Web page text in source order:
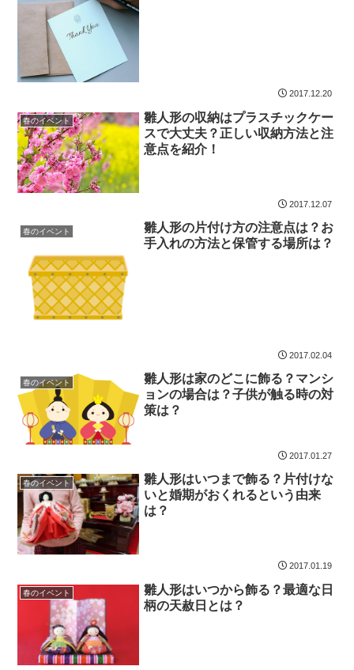
2017.12.20
春のイベント
雛人形の収納はプラスチックケー
スで大丈夫？正しい収納方法と注
意点を紹介！
2017.12.07
春のイベント
雛人形の片付け方の注意点は？お
手入れの方法と保管する場所は？
2017.02.04
春のイベント
雛人形は家のどこに飾る？マンシ
ョンの場合は？子供が触る時の対
策は？
2017.01.27
春のイベント
雛人形はいつまで飾る？片付けな
いと婚期がおくれるという由来
は？
2017.01.19
春のイベント
雛人形はいつから飾る？最適な日
柄の天赦日とは？